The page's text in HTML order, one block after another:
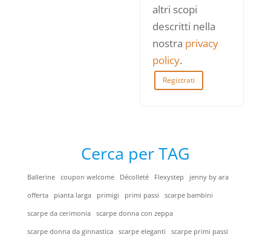
altri scopi
descritti nella
nostra privacy
policy.
Registrati
Cerca per TAG
Ballerine coupon welcome Décolleté Flexystep jenny by ara
offerta pianta larga primigi primi passi scarpe bambini
scarpe da cerimonia scarpe donna con zeppa
scarpe donna da ginnastica scarpe eleganti scarpe primi passi